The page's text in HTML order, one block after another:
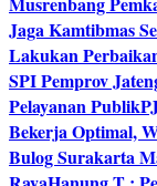
Jaga Kamtibmas
Lakukan
SPI Pemprov
Pelayanan Publik
Bekerja Optimal,
Bulog Surakarta